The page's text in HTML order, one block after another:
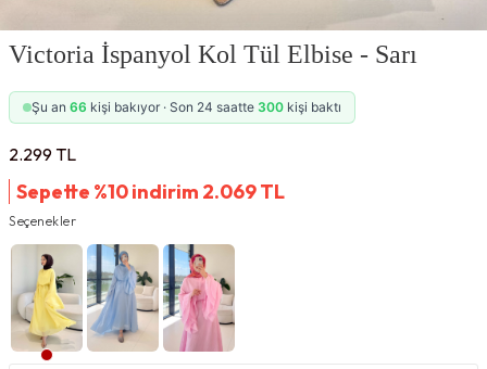
Victoria İspanyol Kol Tül Elbise - Sarı
Şu an 66 kişi bakıyor · Son 24 saatte 300 kişi baktı
2.299TL
Sepette %10 indirim 2.069TL
Seçenekler